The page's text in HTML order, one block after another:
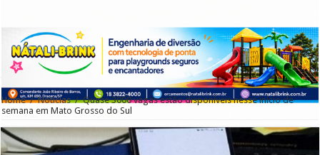
Home / Noticias / Quase 3000 vagas estão disponíveis nesse início de
semana em Mato Grosso do Sul